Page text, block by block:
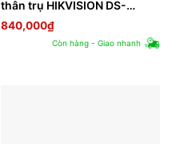
thân trụ HIKVISION DS-
2CE10DF3T-PF
840,000₫
Còn hàng - Giao nhanh